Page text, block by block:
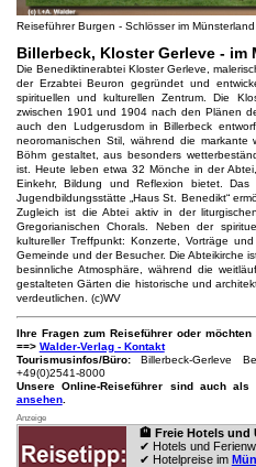
Reiseführer Burgen - Schlösser im
Billerbeck, Kloster Gerleve - im
Die Benediktinerabtei Kloster Gerleve,
der Erzabtei Beuron gegründet und
spirituellen und kulturellen Zentrum. Die
zwischen 1901 und 1904 nach den Plänen
auch den Ludgerusdom in Billerbeck
neoromanischen Stil, während die markante
Böhm gestaltet, aus besonders
ist. Heute leben etwa 32 Mönche in der
Einkehr, Bildung und Reflexion bietet. Das
Jugendbildungsstätte „Haus St. Benedikt“
Zugleich ist die Abtei aktiv in der
Gregorianischen Chorals. Neben der
kultureller Treffpunkt: Konzerte, Vorträge
Gemeinde und der Besucher. Die Abteikirche
besinnliche Atmosphäre, während die
gestalteten Gärten die historische und
verdeutlichen. (c)WV
Ihre Fragen zum Reiseführer oder
==> Walder-Verlag - Kontakt
Tourismusinfos/Büro:Billerbeck-Gerleve
+49(0)2541-8000
Unsere Online-Reiseführer sind auch
ansehen.
Anzeige
🏨 Freie Hotels und
✔ Hotels und
✔ Hotelpreise im